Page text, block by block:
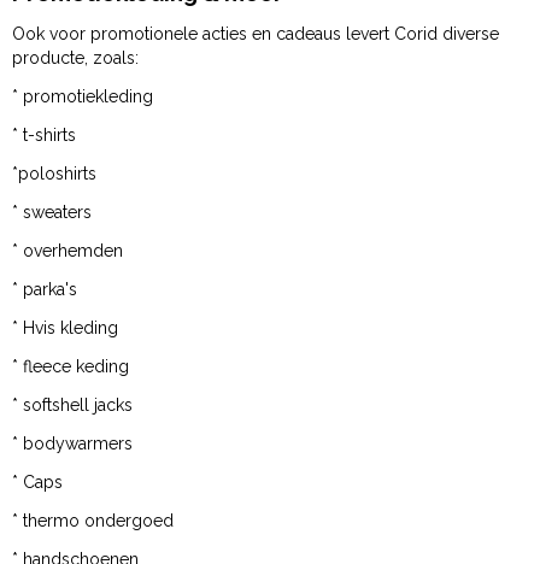
Ook voor promotionele acties en cadeaus levert Corid diverse
producte, zoals:
* promotiekleding
* t-shirts
*poloshirts
* sweaters
* overhemden
* parka's
* Hvis kleding
* fleece keding
* softshell jacks
* bodywarmers
* Caps
* thermo ondergoed
* handschoenen